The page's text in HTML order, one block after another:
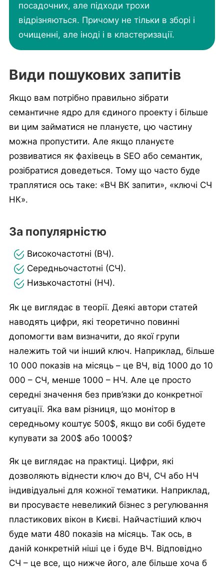
посадочних, але підходи трохи
відрізняються. Причому не тільки в зборі і
очищенні, але іноді і в кластеризації.
Види пошукових запитів
Якщо вам потрібно правильно зібрати
семантичне ядро для єдиного проекту і більше
ви цим займатися не плануєте, цю частину
можна пропустити. Але якщо плануєте
розвиватися як фахівець в SEO або семантик,
розібратися доведеться. Тому що часто буде
траплятися ось таке: «ВЧ ВК запити», «ключі СЧ
НК».
За популярністю
Високочастотні (ВЧ).
Середньочастотні (СЧ).
Низькочастотні (НЧ).
Як це виглядає в теорії. Деякі автори статей
наводять цифри, які теоретично повинні
допомогти вам визначити, до якої групи
належить той чи інший ключ. Наприклад, більше
10 000 показів на місяць – це ВЧ, від 1000 до 10
000 – СЧ, менше 1000 – НЧ. Але це просто
середні значення без прив’язки до конкретної
ситуації. Яка вам різниця, що монітор в
середньому коштує 500$, якщо ви собі будете
купувати за 200$ або 1000$?
Як це виглядає на практиці. Цифри, які
дозволяють віднести ключ до ВЧ, СЧ або НЧ
індивідуальні для кожної тематики. Наприклад,
ви просуваєте невеликий бізнес з регулювання
пластикових вікон в Києві. Найчастіший ключ
буде мати 480 показів на місяць. Так ось, в
даній конкретній ніші це і буде ВЧ. Відповідно
СЧ – це все, що нижче його, але більше хоча б